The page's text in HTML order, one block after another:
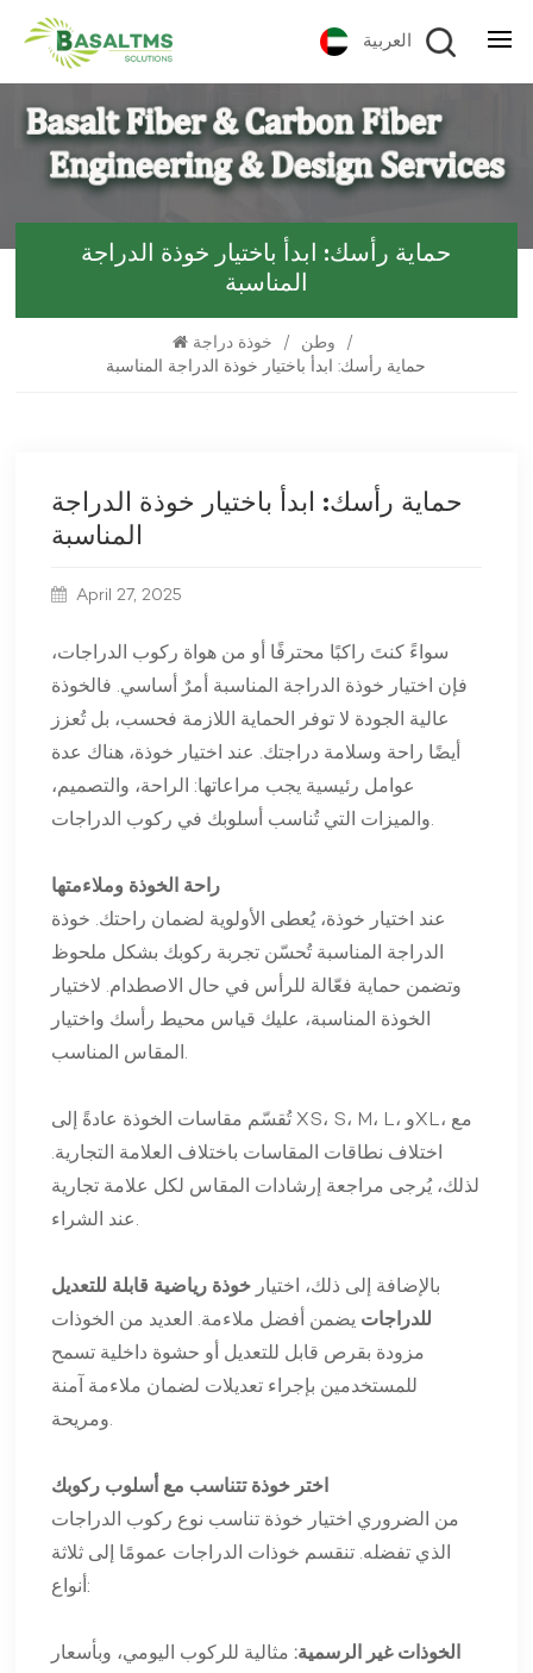
العربية
حماية رأسك: ابدأ باختيار خوذة الدراجة
المناسبة
وطن / خوذة دراجة
/
حماية رأسك: ابدأ باختيار خوذة الدراجة المناسبة
حماية رأسك: ابدأ باختيار خوذة الدراجة
المناسبة
April 27, 2025
سواءً كنتَ راكبًا محترفًا أو من هواة ركوب الدراجات،
فإن اختيار خوذة الدراجة المناسبة أمرٌ أساسي. فالخوذة
عالية الجودة لا توفر الحماية اللازمة فحسب، بل تُعزز
أيضًا راحة وسلامة دراجتك. عند اختيار خوذة، هناك عدة
عوامل رئيسية يجب مراعاتها: الراحة، والتصميم،
والميزات التي تُناسب أسلوبك في ركوب الدراجات.
راحة الخوذة وملاءمتها
عند اختيار خوذة، يُعطى الأولوية لضمان راحتك. خوذة
الدراجة المناسبة تُحسّن تجربة ركوبك بشكل ملحوظ
وتضمن حماية فعّالة للرأس في حال الاصطدام. لاختيار
الخوذة المناسبة، عليك قياس محيط رأسك واختيار
المقاس المناسب.
تُقسّم مقاسات الخوذة عادةً إلى XS، S، M، L، وXL، مع
اختلاف نطاقات المقاسات باختلاف العلامة التجارية.
لذلك، يُرجى مراجعة إرشادات المقاس لكل علامة تجارية
عند الشراء.
بالإضافة إلى ذلك، اختيار خوذة رياضية قابلة للتعديل
للدراجات يضمن أفضل ملاءمة. العديد من الخوذات
مزودة بقرص قابل للتعديل أو حشوة داخلية تسمح
للمستخدمين بإجراء تعديلات لضمان ملاءمة آمنة
ومريحة.
اختر خوذة تتناسب مع أسلوب ركوبك
من الضروري اختيار خوذة تناسب نوع ركوب الدراجات
الذي تفضله. تنقسم خوذات الدراجات عمومًا إلى ثلاثة
أنواع:
الخوذات غير الرسمية:مثالية للركوب اليومي، وبأسعار